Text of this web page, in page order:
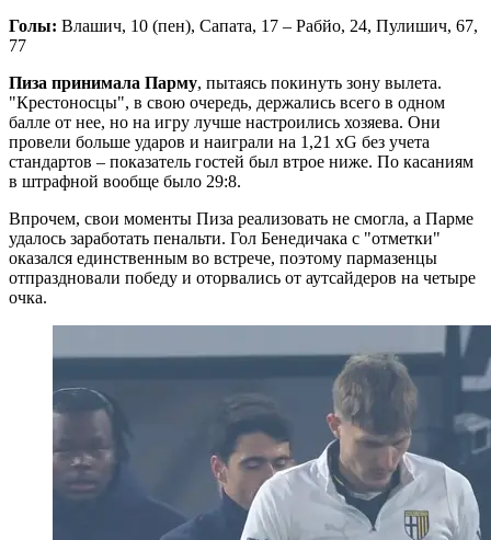
Голы: Влашич, 10 (пен), Сапата, 17 – Рабйо, 24, Пулишич, 67,
77
Пиза принимала Парму, пытаясь покинуть зону вылета.
"Крестоносцы", в свою очередь, держались всего в одном
балле от нее, но на игру лучше настроились хозяева. Они
провели больше ударов и наиграли на 1,21 xG без учета
стандартов – показатель гостей был втрое ниже. По касаниям
в штрафной вообще было 29:8.
Впрочем, свои моменты Пиза реализовать не смогла, а Парме
удалось заработать пенальти. Гол Бенедичака с "отметки"
оказался единственным во встрече, поэтому пармазенцы
отпраздновали победу и оторвались от аутсайдеров на четыре
очка.